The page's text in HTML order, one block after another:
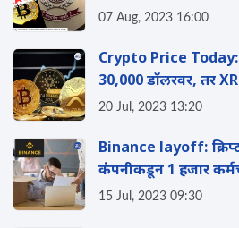
मालमत्ता जप्त
07 Aug, 2023 16:00
Crypto Price
30,000 डॉलरवर, तर
टक्क्यांनी वाढ
20 Jul, 2023 13:20
Binance layoff:
कंपनीकडून 1 हजार
15 Jul, 2023 09:30